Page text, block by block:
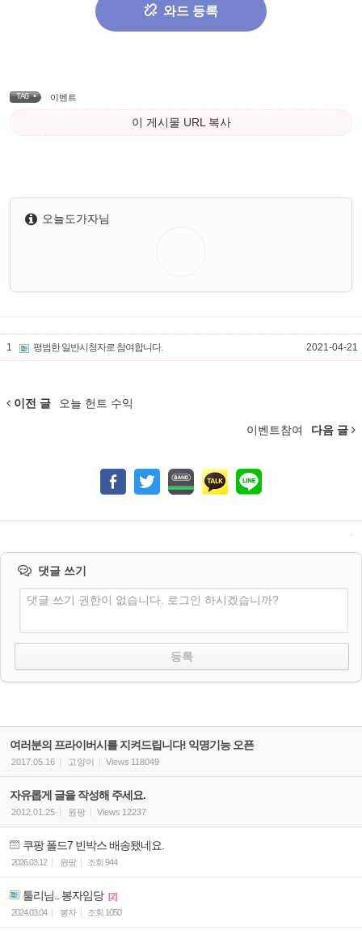
와드 등록
TAG • 이벤트
이 게시물 URL 복사
오늘도가자님
1 평범한 일반시청자로 참여합니다. 2021-04-21
이전 글 오늘 헌트 수익
이벤트참여 다음 글
댓글 쓰기
댓글 쓰기 권한이 없습니다. 로그인 하시겠습니까?
여러분의 프라이버시를 지켜드립니다! 익명기능 오픈
2017.05.16 고양이 Views 118049
자유롭게 글을 작성해 주세요.
2012.01.25 원팡 Views 12237
쿠팡 폴드7 빈박스 배송됐네요.
2026.03.12 원팡 조회 944
툴리님.. 봉자임당 [2]
2024.03.04
봉자 조회 1050